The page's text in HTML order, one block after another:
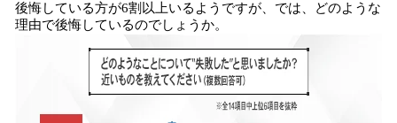
後悔している方が6割以上いるようですが、では、どのような
理由で後悔しているのでしょうか。